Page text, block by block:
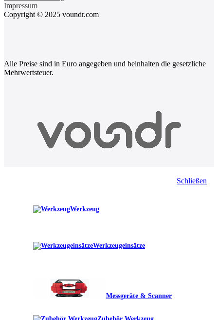
Impressum
Copyright © 2025 voundr.com
Alle Preise sind in Euro angegeben und beinhalten die gesetzliche
Mehrwertsteuer.
Schließen
Werkzeug
Werkzeugeinsätze
Messgeräte & Scanner